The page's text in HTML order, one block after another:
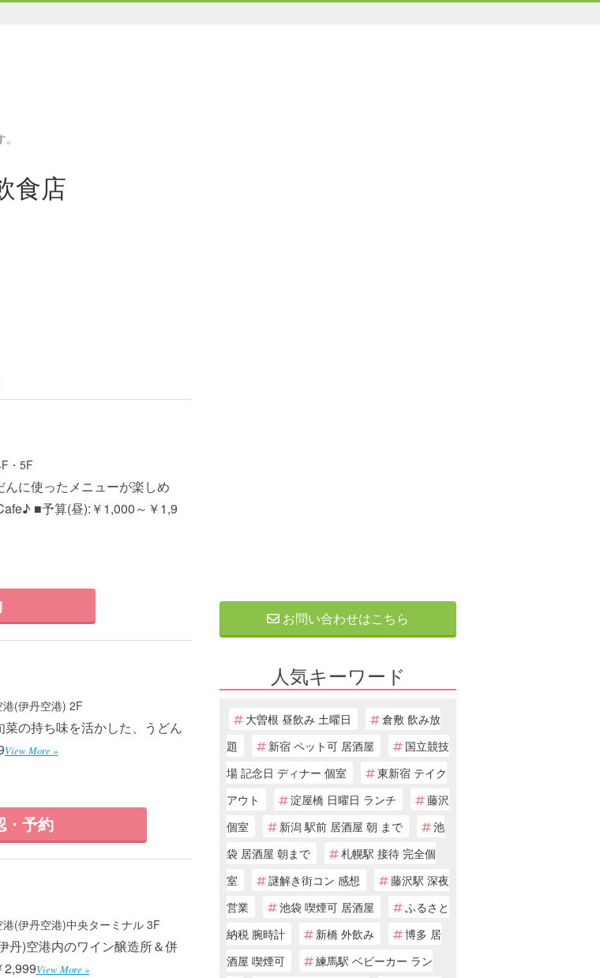
食店
・5F
使ったメニューが楽しめ
■予算(昼):￥1,000～￥1,9
(伊丹空港) 2F
持ち味を活かした、うどん
View More »
予約
(伊丹空港)中央ターミナル 3F
)空港内のワイン醸造所＆併
2,999View More »
お問い合わせはこちら
人気キーワード
大曽根 昼飲み 土曜日
倉敷 飲み放
題
新宿 ペット可 居酒屋
国立競技
場 記念日 ディナー 個室
東新宿 テイク
アウト
淀屋橋 日曜日 ランチ
藤沢
個室
新潟 駅前 居酒屋 朝 まで
池
袋 居酒屋 朝まで
札幌駅 接待 完全個
室
謎解き街コン 感想
藤沢駅 深夜
営業
池袋 喫煙可 居酒屋
ふるさと
納税 腕時計
新橋 外飲み
博多 居
酒屋 喫煙可
練馬駅 ベビーカー ラン